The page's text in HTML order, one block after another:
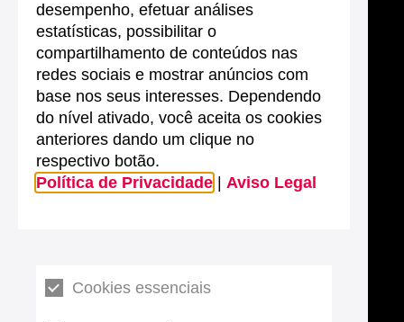
desempenho, efetuar análises
estatísticas, possibilitar o
compartilhamento de conteúdos nas
redes sociais e mostrar anúncios com
base nos seus interesses. Dependendo
do nível ativado, você aceita os cookies
anteriores dando um clique no
respectivo botão.
Política de Privacidade
Aviso Legal
Cookies essenciais